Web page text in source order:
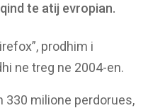
te atij evropian.
prodhim i
ne treg ne 2004-en.
330 milione perdorues,